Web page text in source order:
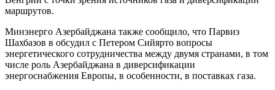
маршрутов.
Минэнерго Азербайджана также сообщило, что Парвиз
Шахбазов в обсудил с Петером Сийярто вопросы
энергетического сотрудничества между двумя странами, в том
числе роль Азербайджана в диверсификации
энергоснабжения Европы, в особенности, в поставках газа.